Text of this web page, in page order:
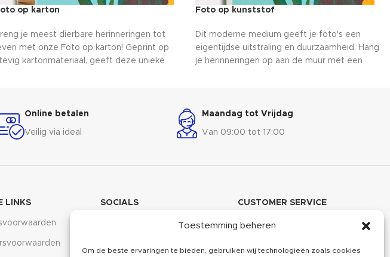
Toestemming beheren
Om de beste ervaringen te bieden, gebruiken wij technologieën zoals cookies
op karton
je meest dierbare herinneringen tot
met onze Foto op karton! Geprint op
kartonmateriaal, geeft deze unieke
charmante kunstwerken aan je muur.
van de magie van het verleden,
in het heden.
Foto op kunststof
Dit moderne medium geeft je foto's een
eigentijdse uitstraling en duurzaamheid. Hang
je herinneringen op aan de muur met een
oog springt. Breng je interieur tot leven met
van je herinneringen vastleggen!
Online betalen
Veilig via ideal
Maandag tot Vrijdag
Van 09:00 tot 17:00
LINKS SOCIALS CUSTOMER SERVICE
Over ons